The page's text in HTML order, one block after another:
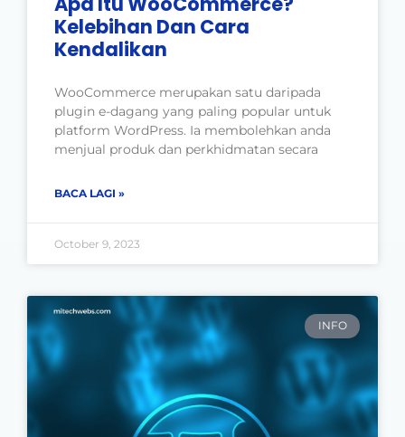
Kelebihan Dan Cara
Kendalikan
WooCommerce merupakan satu daripada
plugin e-dagang yang paling popular untuk
platform WordPress. Ia membolehkan anda
menjual produk dan perkhidmatan secara
BACA LAGI »
October 9, 2023
INFO